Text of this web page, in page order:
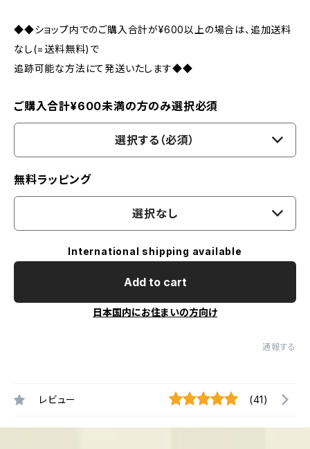
◆◆ショップ内でのご購入合計が¥600以上の場合は、追加送料
なし(=送料無料)で
追跡可能な方法にて発送いたします◆◆
ご購入合計¥600未満の方のみ選択必須
選択する（必須）
無料ラッピング
選択なし
International shipping available
Add to cart
日本国内にお住まいの方向け
通報する
レビュー (41)